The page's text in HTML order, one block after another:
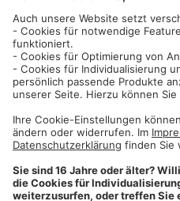
Informationen
Impressum
Datenschutzhinweise
AGB und Widerrufsbelehrung
Dehner Unternehmen
Cookie-Einstellungen